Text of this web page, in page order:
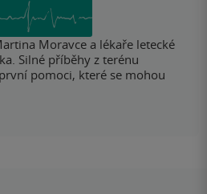
Moravce a lékaře letecké
Silné příběhy z terénu
pomoci, které se mohou